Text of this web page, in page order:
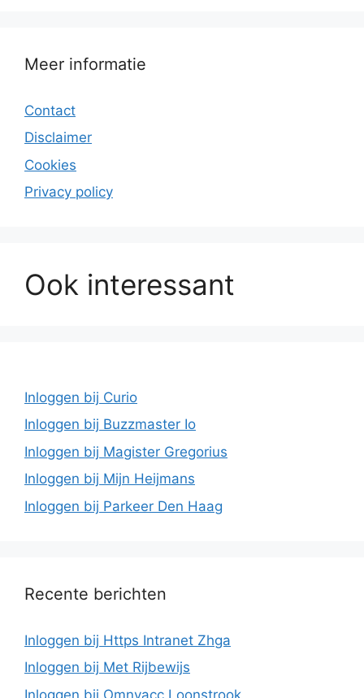
Meer informatie
Contact
Disclaimer
Cookies
Privacy policy
Ook interessant
Inloggen bij Curio
Inloggen bij Buzzmaster Io
Inloggen bij Magister Gregorius
Inloggen bij Mijn Heijmans
Inloggen bij Parkeer Den Haag
Recente berichten
Inloggen bij Https Intranet Zhga
Inloggen bij Met Rijbewijs
Inloggen bij Omnyacc Loonstrook